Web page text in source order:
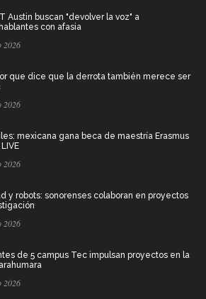
Austin buscan "devolver la voz" a
con afasia
2026
que dice que la derrota también merece ser
2026
mexicana gana beca de maestría Erasmus
2026
y robots: sonorenses colaboran en proyectos
2026
de 5 campus Tec impulsan proyectos en la
2026